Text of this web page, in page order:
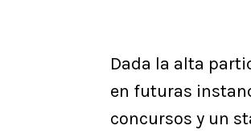
​Dada la alta
en futuras
concursos y un